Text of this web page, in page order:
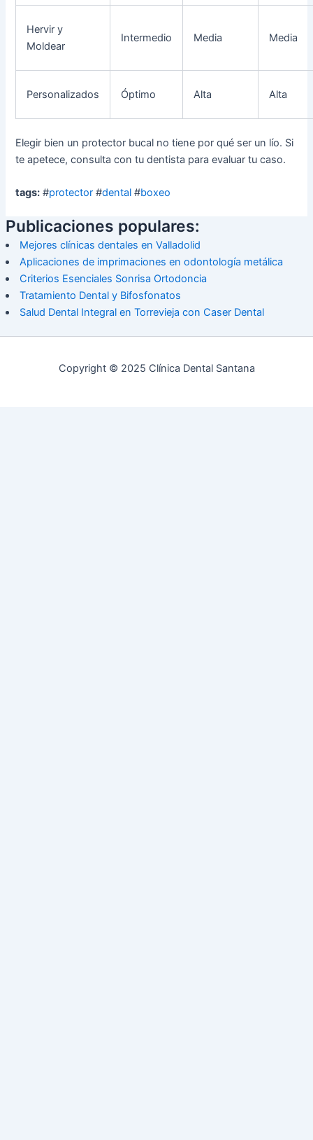
Hervir y
Moldear
Intermedio Media Media
Personalizados Óptimo Alta Alta
Elegir bien un protector bucal no tiene por qué ser un lío. Si
te apetece, consulta con tu dentista para evaluar tu caso.
tags: #protector #dental #boxeo
Publicaciones populares:
Mejores clínicas dentales en Valladolid
Aplicaciones de imprimaciones en odontología metálica
Criterios Esenciales Sonrisa Ortodoncia
Tratamiento Dental y Bifosfonatos
Salud Dental Integral en Torrevieja con Caser Dental
Copyright © 2025 Clínica Dental Santana